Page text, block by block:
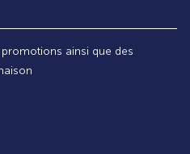
ainsi que des